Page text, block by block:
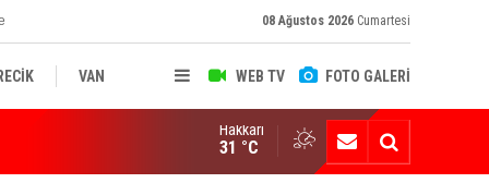
08 Ağustos 2026 Cumartesi
WEB TV FOTO GALERİ
VAN
Sanayi Geleceği Masaya Yatırıldı
Hakkari
31 °C